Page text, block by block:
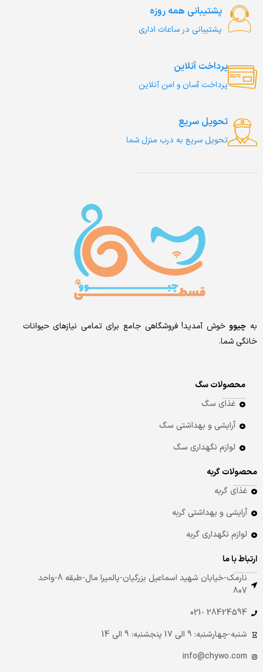
پشتیبانی همه روزه
پشتیبانی در ساعات اداری
پرداخت آنلاین
پرداخت آسان و امن آنلاین
تحویل سریع
تحویل سریع به درب منزل شما
به چیوو خوش آمدید! فروشگاهی جامع برای تمامی نیازهای حیوانات
خانگی شما.
محصولات سگ
غذای سگ
آرایشی و بهداشتی سگ
لوازم نگهداری سگ
محصولات گربه
غذای گربه
آرایشی و بهداشتی گربه
لوازم نگهداری گربه
ارتباط با ما
نارمک-خیابان شهید اسماعیل بزرگیان-پالمیرا مال-طبقه 8-واحد
807
28424594 -021
شنبه-چهارشنبه: 9 الی 17 پنجشنبه: 9 الی 14
info@chywo.com